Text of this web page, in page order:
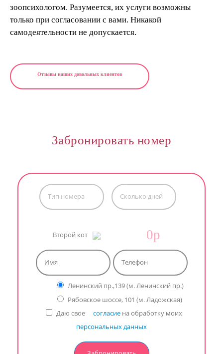
зоопсихологом. Разумеется, их услуги возможны
только при согласовании с вами. Никакой
самодеятельности не допускается.
Отзывы наших довольных клиентов
Забронировать номер
Второй кот 0p
Ленинский пр.,139 (м. Ленинский пр.)
Рябовское шоссе, 101 (м. Ладожская)
Даю свое согласиена обработку моих
персональных данных